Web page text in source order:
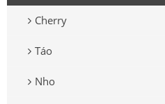
Cherry
Táo
Nho